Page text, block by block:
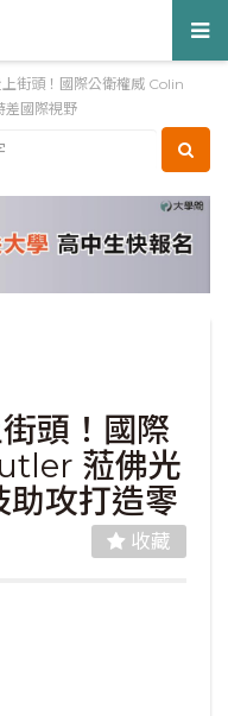
街頭！國際公衛權威 Colin
差國際視野
頭！國際
蒞佛光
助攻打造零
收藏